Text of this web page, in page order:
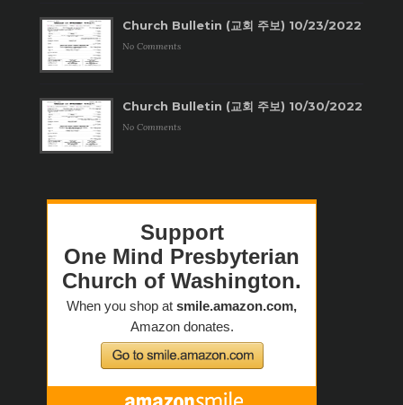
Church Bulletin (교회 주보) 10/23/2022
No Comments
Church Bulletin (교회 주보) 10/30/2022
No Comments